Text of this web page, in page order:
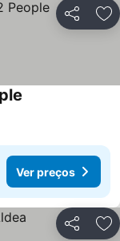
Partilhar
Ver preços
Partilhar